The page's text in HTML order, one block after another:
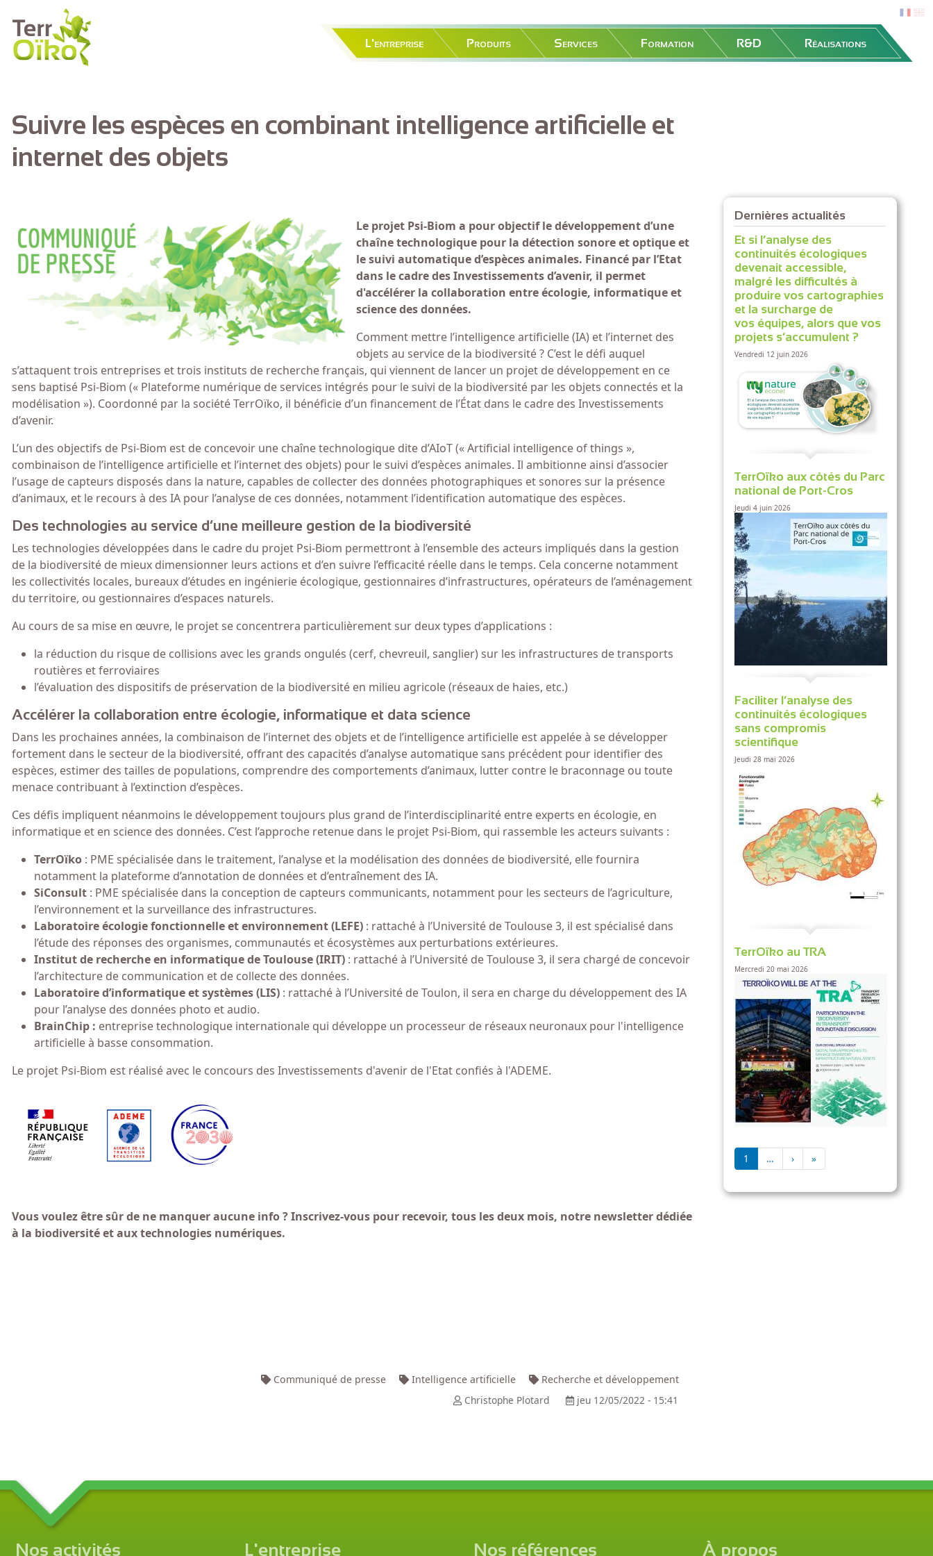
Aller au contenu principal fr en
Navigation principale
L'entreprise Produits Services Formation R&D Réalisations
Suivre les espèces en combinant intelligence artificielle et
internet des objets
Le projet Psi-Biom a pour objectif le développement d’une
chaîne technologique pour la détection sonore et optique et
le suivi automatique d’espèces animales. Financé par l’Etat
dans le cadre des Investissements d’avenir, il permet
d'accélérer la collaboration entre écologie, informatique et
science des données.
Comment mettre l’intelligence artificielle (IA) et l’internet des
objets au service de la biodiversité ? C’est le défi auquel
s’attaquent trois entreprises et trois instituts de recherche français, qui viennent de lancer un projet de développement en ce
sens baptisé Psi-Biom (« Plateforme numérique de services intégrés pour le suivi de la biodiversité par les objets connectés et la
modélisation »). Coordonné par la société TerrOïko, il bénéficie d’un financement de l’État dans le cadre des Investissements
d’avenir.
L’un des objectifs de Psi-Biom est de concevoir une chaîne technologique dite d’AIoT (« Artificial intelligence of things »,
combinaison de l’intelligence artificielle et l’internet des objets) pour le suivi d’espèces animales. Il ambitionne ainsi d’associer
l’usage de capteurs disposés dans la nature, capables de collecter des données photographiques et sonores sur la présence
d’animaux, et le recours à des IA pour l’analyse de ces données, notamment l’identification automatique des espèces.
Des technologies au service d’une meilleure gestion de la biodiversité
Les technologies développées dans le cadre du projet Psi-Biom permettront à l’ensemble des acteurs impliqués dans la gestion
de la biodiversité de mieux dimensionner leurs actions et d’en suivre l’efficacité réelle dans le temps. Cela concerne notamment
les collectivités locales, bureaux d’études en ingénierie écologique, gestionnaires d’infrastructures, opérateurs de l’aménagement
du territoire, ou gestionnaires d’espaces naturels.
Au cours de sa mise en œuvre, le projet se concentrera particulièrement sur deux types d’applications :
la réduction du risque de collisions avec les grands ongulés (cerf, chevreuil, sanglier) sur les infrastructures de transports
routières et ferroviaires
l’évaluation des dispositifs de préservation de la biodiversité en milieu agricole (réseaux de haies, etc.)
Accélérer la collaboration entre écologie, informatique et data science
Dans les prochaines années, la combinaison de l’internet des objets et de l’intelligence artificielle est appelée à se développer
fortement dans le secteur de la biodiversité, offrant des capacités d’analyse automatique sans précédent pour identifier des
espèces, estimer des tailles de populations, comprendre des comportements d’animaux, lutter contre le braconnage ou toute
menace contribuant à l’extinction d’espèces.
Ces défis impliquent néanmoins le développement toujours plus grand de l’interdisciplinarité entre experts en écologie, en
informatique et en science des données. C’est l’approche retenue dans le projet Psi-Biom, qui rassemble les acteurs suivants :
TerrOïko : PME spécialisée dans le traitement, l’analyse et la modélisation des données de biodiversité, elle fournira
notamment la plateforme d’annotation de données et d’entraînement des IA.
SiConsult : PME spécialisée dans la conception de capteurs communicants, notamment pour les secteurs de l’agriculture,
l’environnement et la surveillance des infrastructures.
Laboratoire écologie fonctionnelle et environnement (LEFE) : rattaché à l’Université de Toulouse 3, il est spécialisé dans
l’étude des réponses des organismes, communautés et écosystèmes aux perturbations extérieures.
Institut de recherche en informatique de Toulouse (IRIT) : rattaché à l’Université de Toulouse 3, il sera chargé de concevoir
l’architecture de communication et de collecte des données.
Laboratoire d’informatique et systèmes (LIS) : rattaché à l’Université de Toulon, il sera en charge du développement des IA
pour l’analyse des données photo et audio.
BrainChip : entreprise technologique internationale qui développe un processeur de réseaux neuronaux pour l'intelligence
artificielle à basse consommation.
Le projet Psi-Biom est réalisé avec le concours des Investissements d'avenir de l'Etat confiés à l'ADEME.
Vous voulez être sûr de ne manquer aucune info ? Inscrivez-vous pour recevoir, tous les deux mois, notre newsletter dédiée
à la biodiversité et aux technologies numériques.
Communiqué de presse Intelligence artificielle
Recherche et développement
Christophe Plotard
jeu 12/05/2022 - 15:41
Dernières actualités
Et si l’analyse des
continuités écologiques
devenait accessible,
malgré les difficultés à
produire vos cartographies
et la surcharge de
vos équipes, alors que vos
projets s’accumulent ?
Vendredi 12 juin 2026
TerrOïko aux côtés du Parc
national de Port-Cros
Jeudi 4 juin 2026
Faciliter l’analyse des
continuités écologiques
sans compromis
scientifique
Jeudi 28 mai 2026
TerrOïko au TRA
Mercredi 20 mai 2026
Pagination
1 … ›Page suivante
»Dernière page
Nos activités L'entreprise Nos références À propos